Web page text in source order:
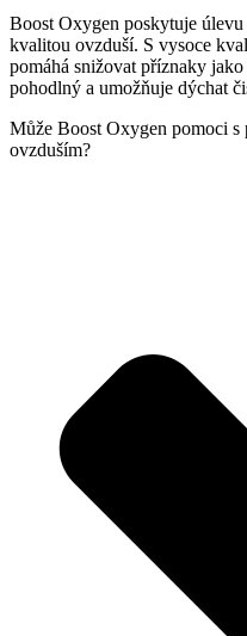
Boost Oxygen poskytuje
kvalitou ovzduší. S vysoce
pomáhá snižovat příznaky
pohodlný a umožňuje dýchat
Může Boost Oxygen pomoci s
ovzduším?